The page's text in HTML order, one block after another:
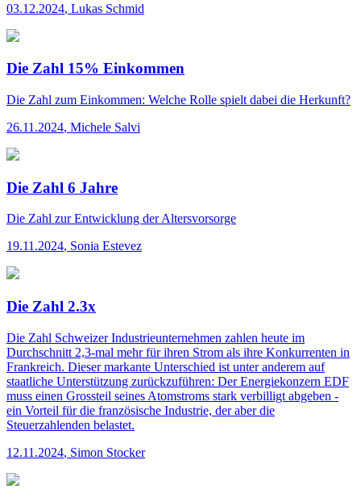
03.12.2024, Lukas Schmid
Die Zahl 15% Einkommen
Die Zahl zum Einkommen: Welche Rolle spielt dabei die Herkunft?
26.11.2024, Michele Salvi
Die Zahl 6 Jahre
Die Zahl zur Entwicklung der Altersvorsorge
19.11.2024, Sonia Estevez
Die Zahl 2.3x
Die Zahl Schweizer Industrieunternehmen zahlen heute im
Durchschnitt 2,3-mal mehr für ihren Strom als ihre Konkurrenten in
Frankreich. Dieser markante Unterschied ist unter anderem auf
staatliche Unterstützung zurückzuführen: Der Energiekonzern EDF
muss einen Grossteil seines Atomstroms stark verbilligt abgeben -
ein Vorteil für die französische Industrie, der aber die
Steuerzahlenden belastet.
12.11.2024, Simon Stocker